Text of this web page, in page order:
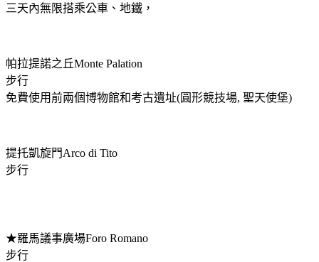
三天內無限搭乘公車、地鐵，
帕拉提諾之丘Monte Palation
步行
免費使用前兩個博物館和考古遺址(圓形競技場, 聖天使堡)
提托凱旋門Arco di Tito
步行
★羅馬議事廣場Foro Romano
步行